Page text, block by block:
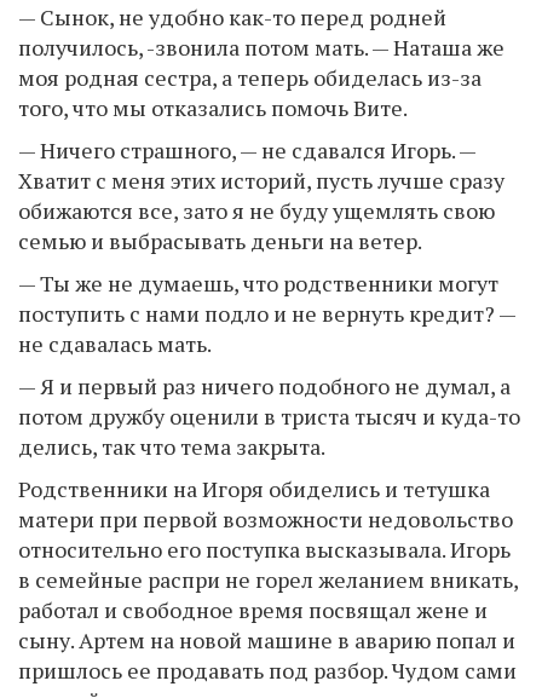
— Сынок, не удобно как-то перед родней
получилось, -звонила потом мать. — Наташа же
моя родная сестра, а теперь обиделась из-за
того, что мы отказались помочь Вите.
— Ничего страшного, — не сдавался Игорь. —
Хватит с меня этих историй, пусть лучше сразу
обижаются все, зато я не буду ущемлять свою
семью и выбрасывать деньги на ветер.
— Ты же не думаешь, что родственники могут
поступить с нами подло и не вернуть кредит? —
не сдавалась мать.
— Я и первый раз ничего подобного не думал, а
потом дружбу оценили в триста тысяч и куда-то
делись, так что тема закрыта.
Родственники на Игоря обиделись и тетушка
матери при первой возможности недовольство
относительно его поступка высказывала. Игорь
в семейные распри не горел желанием вникать,
работал и свободное время посвящал жене и
сыну. Артем на новой машине в аварию попал и
пришлось ее продавать под разбор. Чудом сами